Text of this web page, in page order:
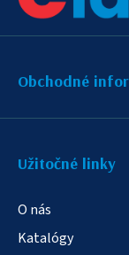
Obchodné
Užitočné linky
O nás
Katalógy